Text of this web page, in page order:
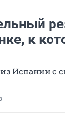
к
Испании с